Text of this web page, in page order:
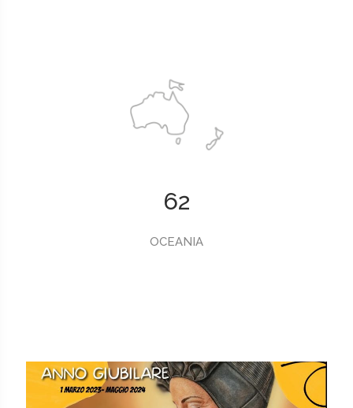
62
OCEANIA